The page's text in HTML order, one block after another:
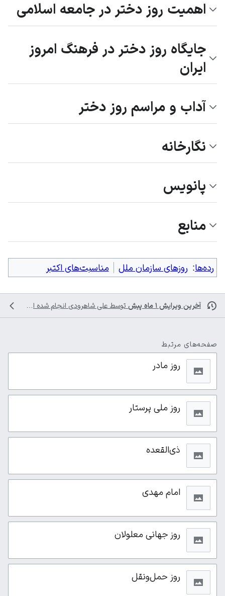
اهمیت روز دختر در جامعه اسلامی
جایگاه روز دختر در فرهنگ امروز
ایران
آداب و مراسم روز دختر
نگارخانه
پانویس
منابع
رده‌ها: روزهای سازمان ملل مناسبت‌های اکتبر
آخرین ویرایش ۱ ماه پیش توسط علی شاهرودی انجام شده است
صفحه‌های مرتبط
روز مادر
روز ملی پرستار
ذی‌القعده
امام مهدی
روز جهانی معلولان
روز حمل‌ونقل